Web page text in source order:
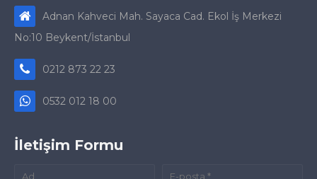
Adnan Kahveci Mah. Sayaca Cad. Ekol İş Merkezi
No:10 Beykent/İstanbul
0212 873 22 23
0532 012 18 00
İletişim Formu